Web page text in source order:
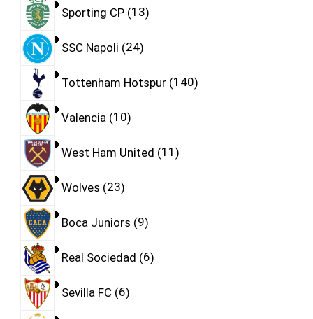
Sporting CP 13
SSC Napoli 24
Tottenham Hotspur 140
Valencia 10
West Ham United 11
Wolves 23
Boca Juniors 9
Real Sociedad 6
Sevilla FC 6